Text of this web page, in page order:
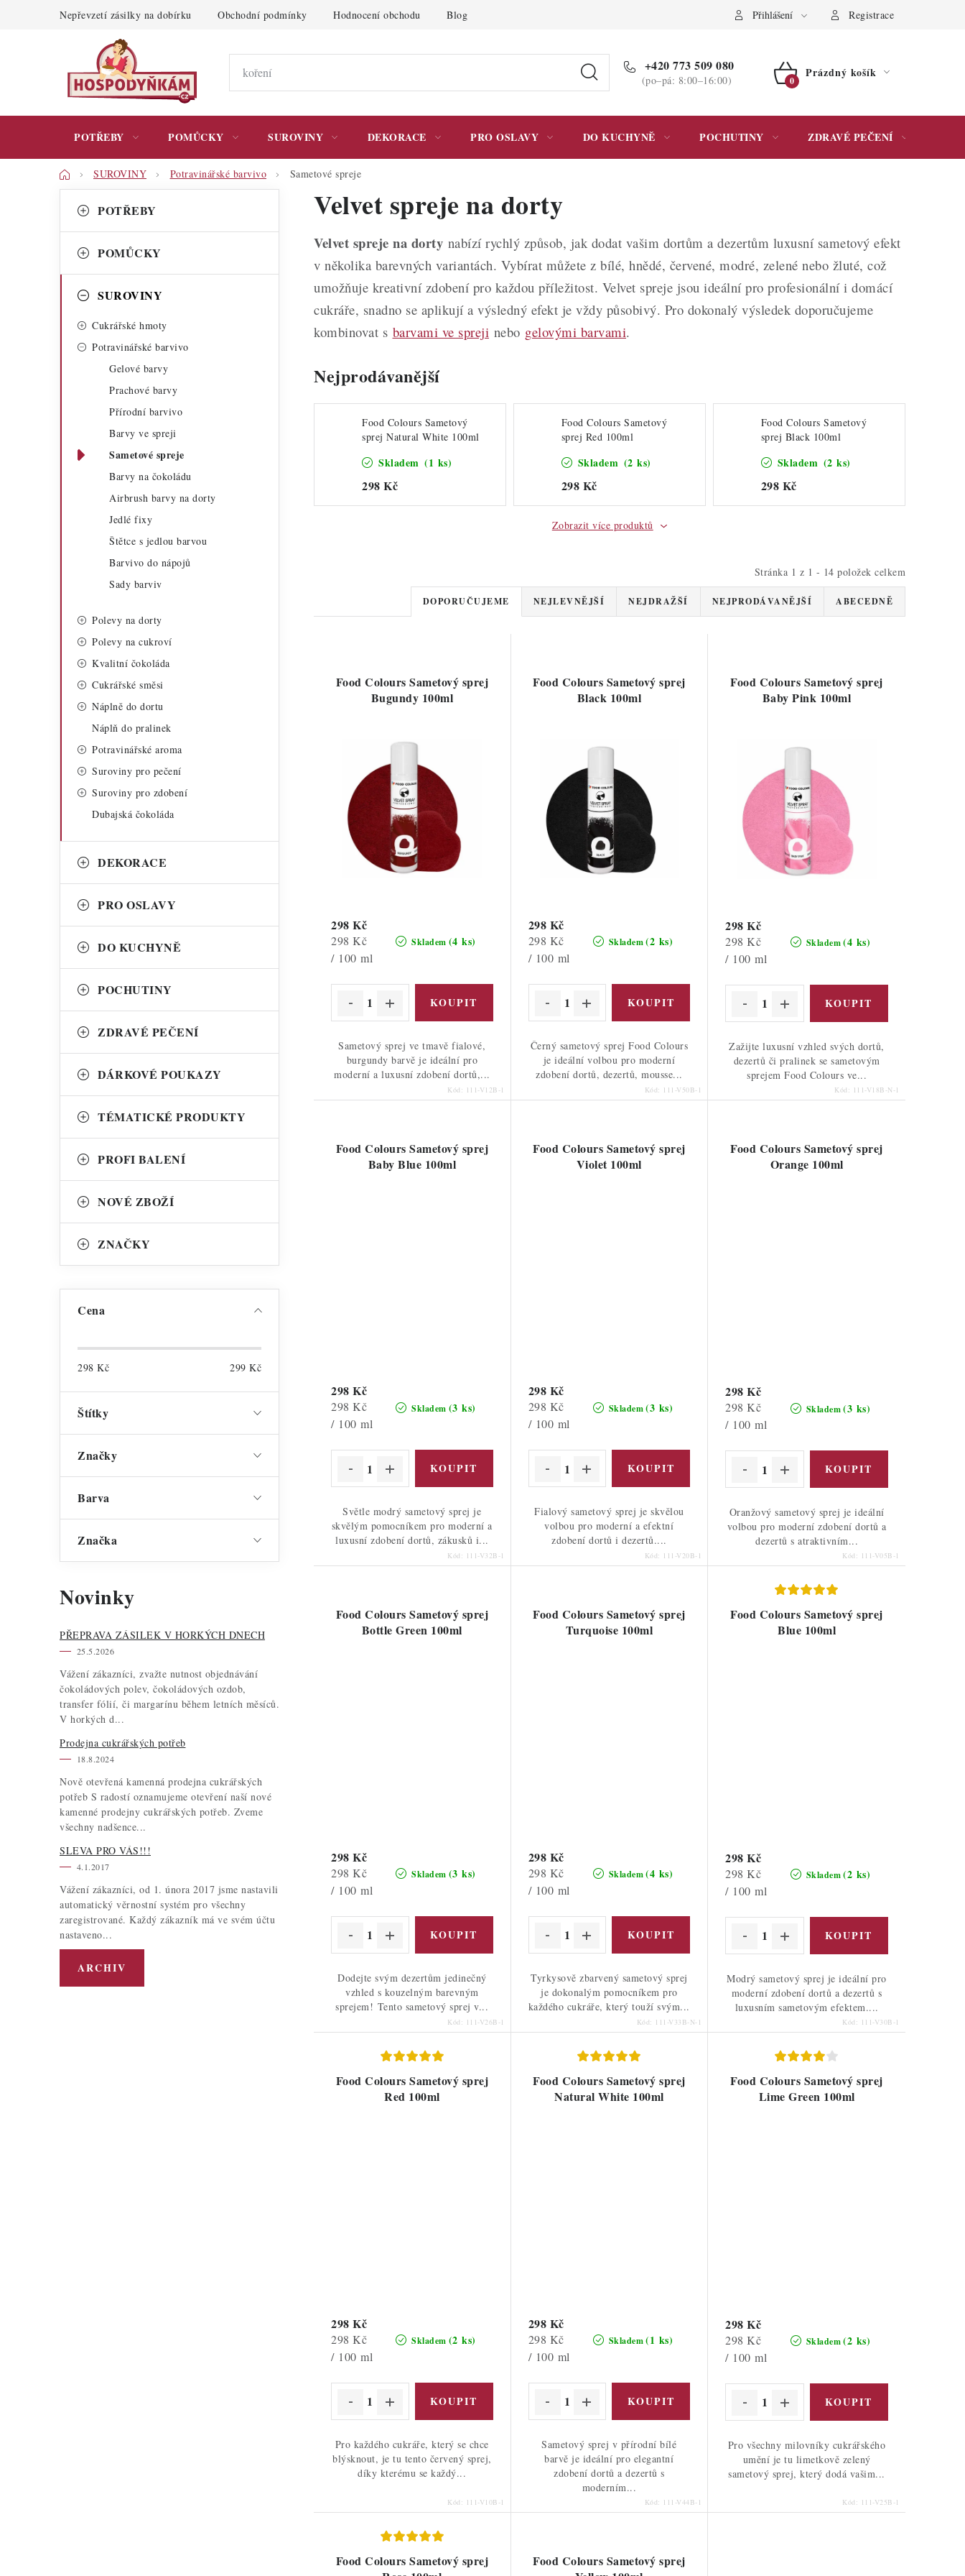
Nepřevzetí zásilky na dobírku Obchodní podmínky Hodnocení obchodu Blog Podmínky ochrany osobních údajů Přihlášení Registrace
+420 773 509 080
(po–pá: 8:00–16:00)
NÁKUPNÍ
Prázdný košík
POTŘEBY POMŮCKY SUROVINY DEKORACE PRO OSLAVY DO KUCHYNĚ POCHUTINY ZDRAVÉ PEČENÍ
DomůSUROVINY Potravinářské barvivo Sametové spreje
o
t
kategorie
a
e
POTŘEBY
POMŮCKY
SUROVINY
Cukrářské hmoty
Potravinářské barvivo
Gelové barvy
Prachové barvy
Přírodní barvivo
Barvy ve spreji
Sametové spreje
Barvy na čokoládu
Airbrush barvy na dorty
Jedlé fixy
Štětce s jedlou barvou
Barvivo do nápojů
Sady barviv
Polevy na dorty
Polevy na cukroví
Kvalitní čokoláda
Cukrářské směsi
Náplně do dortu
Náplň do pralinek
Potravinářské aroma
Suroviny pro pečení
Suroviny pro zdobení
Dubajská čokoláda
DEKORACE
PRO OSLAVY
DO KUCHYNĚ
POCHUTINY
ZDRAVÉ PEČENÍ
DÁRKOVÉ POUKAZY
TÉMATICKÉ PRODUKTY
PROFI BALENÍ
NOVÉ ZBOŽÍ
ZNAČKY
Cena
298 Kč 299 Kč
Štítky
Značky
Barva
Značka
Novinky
PŘEPRAVA ZÁSILEK V HORKÝCH DNECH
25.5.2026
Vážení zákazníci, zvažte nutnost objednávání
čokoládových polev, čokoládových ozdob,
transfer fólií, či margarínu během letních měsíců.
V horkých d...
Prodejna cukrářských potřeb
18.8.2024
Nově otevřená kamenná prodejna cukrářských
potřeb S radostí oznamujeme otevření naší nové
kamenné prodejny cukrářských potřeb. Zveme
všechny nadšence...
SLEVA PRO VÁS!!!
4.1.2017
Vážení zákazníci, od 1. února 2017 jsme nastavili
automatický věrnostní systém pro všechny
zaregistrované. Každý zákazník má ve svém účtu
nastaveno...
ARCHIV
Velvet spreje na dorty
Velvet spreje na dorty nabízí rychlý způsob, jak dodat vašim dortům a dezertům luxusní sametový efekt
v několika barevných variantách. Vybírat můžete z bílé, hnědé, červené, modré, zelené nebo žluté, což
umožňuje kreativní zdobení pro každou příležitost. Velvet spreje jsou ideální pro profesionální i domácí
cukráře, snadno se aplikují a výsledný efekt je vždy působivý. Pro dokonalý výsledek doporučujeme
kombinovat s barvami ve spreji nebo gelovými barvami.
Nejprodávanější
Food Colours Sametový
sprej Natural White 100ml
Skladem (1 ks)
298 Kč
Food Colours Sametový
sprej Red 100ml
Skladem (2 ks)
298 Kč
Food Colours Sametový
sprej Black 100ml
Skladem (2 ks)
298 Kč
Zobrazit více produktů
Stránka 1 z 1 - 14 položek celkem
Ř
a
e
n
í
p
r
o
d
u
ů
DOPORUČUJEME NEJLEVNĚJŠÍ NEJDRAŽŠÍ NEJPRODÁVANĚJŠÍ ABECEDNĚ
Food Colours Sametový sprej
Bugundy 100ml
Skladem (4 ks)
298 Kč
Měrná
cena:
298 Kč
/ 100 ml
Sametový sprej ve tmavě fialové,
burgundy barvě je ideální pro
moderní a luxusní zdobení dortů,...
Kód: 111-V12B-1
Food Colours Sametový sprej
Black 100ml
Skladem (2 ks)
298 Kč
Měrná
cena:
298 Kč
/ 100 ml
Černý sametový sprej Food Colours
je ideální volbou pro moderní
zdobení dortů, dezertů, mousse...
Kód: 111-V50B-1
Food Colours Sametový sprej
Baby Pink 100ml
Skladem (4 ks)
298 Kč
Měrná
cena:
298 Kč
/ 100 ml
Zažijte luxusní vzhled svých dortů,
dezertů či pralinek se sametovým
sprejem Food Colours ve...
Kód: 111-V18B-N-1
Food Colours Sametový sprej
Baby Blue 100ml
Skladem (3 ks)
298 Kč
Měrná
cena:
298 Kč
/ 100 ml
Světle modrý sametový sprej je
skvělým pomocníkem pro moderní a
luxusní zdobení dortů, zákusků i...
Kód: 111-V32B-1
Food Colours Sametový sprej
Violet 100ml
Skladem (3 ks)
298 Kč
Měrná
cena:
298 Kč
/ 100 ml
Fialový sametový sprej je skvělou
volbou pro moderní a efektní
zdobení dortů i dezertů....
Kód: 111-V20B-1
Food Colours Sametový sprej
Orange 100ml
Skladem (3 ks)
298 Kč
Měrná
cena:
298 Kč
/ 100 ml
Oranžový sametový sprej je ideální
volbou pro moderní zdobení dortů a
dezertů s atraktivním...
Kód: 111-V05B-1
Food Colours Sametový sprej
Bottle Green 100ml
Skladem (3 ks)
298 Kč
Měrná
cena:
298 Kč
/ 100 ml
Dodejte svým dezertům jedinečný
vzhled s kouzelným barevným
sprejem! Tento sametový sprej v...
Kód: 111-V26B-1
Food Colours Sametový sprej
Turquoise 100ml
Skladem (4 ks)
298 Kč
Měrná
cena:
298 Kč
/ 100 ml
Tyrkysově zbarvený sametový sprej
je dokonalým pomocníkem pro
každého cukráře, který touží svým...
Kód: 111-V33B-N-1
Food Colours Sametový sprej
Blue 100ml
Skladem (2 ks)
298 Kč
Měrná
cena:
298 Kč
/ 100 ml
Modrý sametový sprej je ideální pro
moderní zdobení dortů a dezertů s
luxusním sametovým efektem....
Kód: 111-V30B-1
Food Colours Sametový sprej
Red 100ml
Skladem (2 ks)
298 Kč
Měrná
cena:
298 Kč
/ 100 ml
Pro každého cukráře, který se chce
blýsknout, je tu tento červený sprej,
díky kterému se každý...
Kód: 111-V10B-1
Food Colours Sametový sprej
Natural White 100ml
Skladem (1 ks)
298 Kč
Měrná
cena:
298 Kč
/ 100 ml
Sametový sprej v přírodní bílé
barvě je ideální pro elegantní
zdobení dortů a dezertů s
moderním...
Kód: 111-V44B-1
Food Colours Sametový sprej
Lime Green 100ml
Skladem (2 ks)
298 Kč
Měrná
cena:
298 Kč
/ 100 ml
Pro všechny milovníky cukrářského
umění je tu limetkově zelený
sametový sprej, který dodá vašim...
Kód: 111-V25B-1
Food Colours Sametový sprej
Food Colours Sametový sprej